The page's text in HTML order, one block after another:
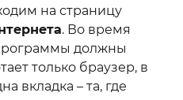
на страницу
. Во время
должны
только браузер, в
вкладка – та, где